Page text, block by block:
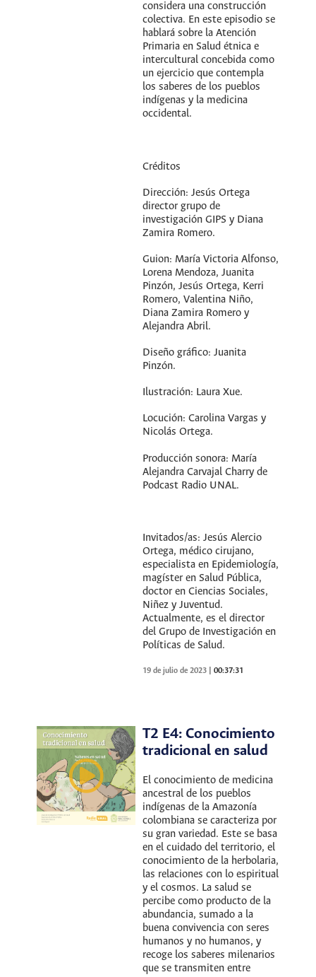
considera una construcción
colectiva. En este episodio se
hablará sobre la Atención
Primaria en Salud étnica e
intercultural concebida como
un ejercicio que contempla
los saberes de los pueblos
indígenas y la medicina
occidental.
Créditos
Dirección: Jesús Ortega
director grupo de
investigación GIPS y Diana
Zamira Romero.
Guion: María Victoria Alfonso,
Lorena Mendoza, Juanita
Pinzón, Jesús Ortega, Kerri
Romero, Valentina Niño,
Diana Zamira Romero y
Alejandra Abril.
Diseño gráfico: Juanita
Pinzón.
Ilustración: Laura Xue.
Locución: Carolina Vargas y
Nicolás Ortega.
Producción sonora: María
Alejandra Carvajal Charry de
Podcast Radio UNAL.
Invitados/as: Jesús Alercio
Ortega, médico cirujano,
especialista en Epidemiología,
magíster en Salud Pública,
doctor en Ciencias Sociales,
Niñez y Juventud.
Actualmente, es el director
del Grupo de Investigación en
Políticas de Salud.
19 de julio de 2023 |00:37:31
T2 E4: Conocimiento
tradicional en salud
El conocimiento de medicina
ancestral de los pueblos
indígenas de la Amazonía
colombiana se caracteriza por
su gran variedad. Este se basa
en el cuidado del territorio, el
conocimiento de la herbolaria,
las relaciones con lo espiritual
y el cosmos. La salud se
percibe como producto de la
abundancia, sumado a la
buena convivencia con seres
humanos y no humanos, y
recoge los saberes milenarios
que se transmiten entre